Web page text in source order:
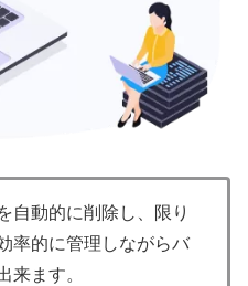
自動的に削除し、限り
率的に管理しながらバ
来ます。